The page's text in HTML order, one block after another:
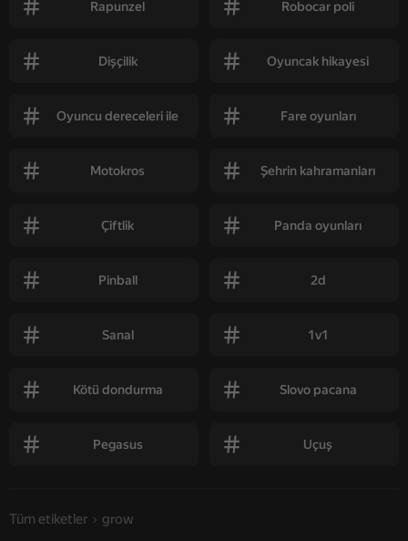
Rapunzel Robocar poli
Dişçilik Oyuncak hikayesi
Oyuncu dereceleri ile Fare oyunları
Motokros Şehrin kahramanları
Çiftlik Panda oyunları
Pinball 2d
Sanal 1v1
Kötü dondurma Slovo pacana
Pegasus Uçuş
Tüm etiketler grow